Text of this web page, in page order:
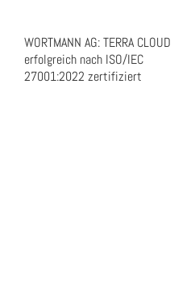
WORTMANN AG: TERRA CLOUD
erfolgreich nach ISO/IEC
27001:2022 zertifiziert